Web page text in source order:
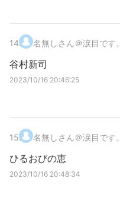
14. 名無しさん＠涙目です。
谷村新司
2023/10/16 20:46:25
15. 名無しさん＠涙目です。
ひるおびの恵
2023/10/16 20:48:34